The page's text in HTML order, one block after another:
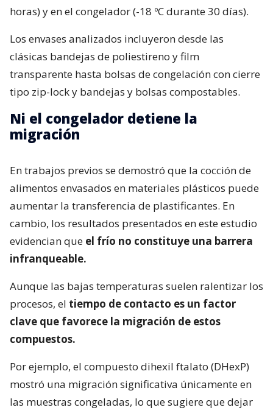
horas) y en el congelador (-18 ºC durante 30 días).
Los envases analizados incluyeron desde las
clásicas bandejas de poliestireno y film
transparente hasta bolsas de congelación con cierre
tipo zip-lock y bandejas y bolsas compostables.
Ni el congelador detiene la
migración
En trabajos previos se demostró que la cocción de
alimentos envasados en materiales plásticos puede
aumentar la transferencia de plastificantes. En
cambio, los resultados presentados en este estudio
evidencian que el frío no constituye una barrera
infranqueable.
Aunque las bajas temperaturas suelen ralentizar los
procesos, el tiempo de contacto es un factor
clave que favorece la migración de estos
compuestos.
Por ejemplo, el compuesto dihexil ftalato (DHexP)
mostró una migración significativa únicamente en
las muestras congeladas, lo que sugiere que dejar